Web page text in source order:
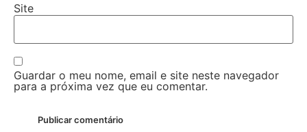
Site
Guardar o meu nome, email e site neste navegador
para a próxima vez que eu comentar.